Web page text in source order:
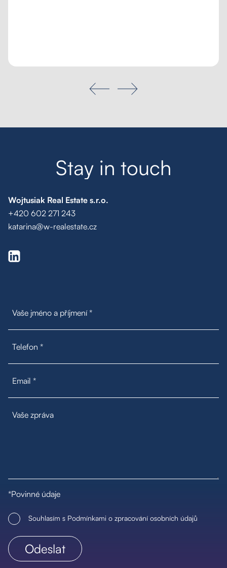
Moje oblíbené
Hledat
Stay in touch
Wojtusiak Real Estate s.r.o.
+420 602 271 243
katarina@w-realestate.cz
*Povinné údaje
Souhlasím s Podmínkami o zpracování osobních údajů